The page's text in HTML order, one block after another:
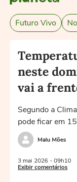
Futuro Vivo
neste
vai a
Segundo a
pode ficar em
Malu Mões
3 mai 2026 - 09h10
Exibir comentários